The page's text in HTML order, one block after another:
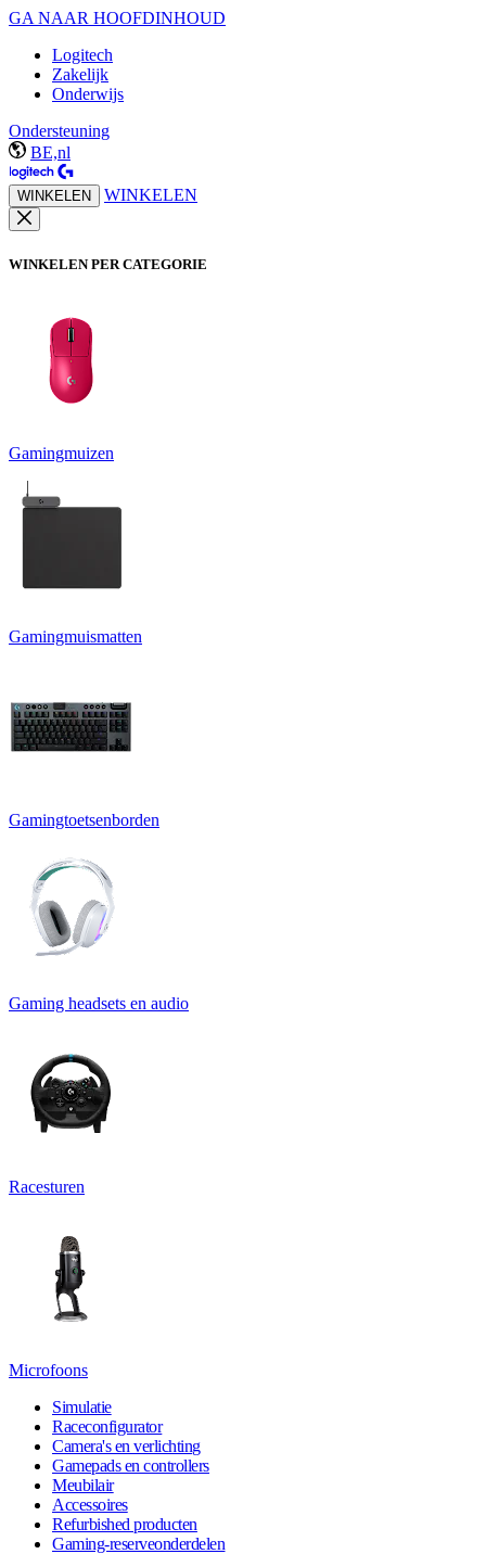
GA NAAR HOOFDINHOUD
Logitech
Zakelijk
Onderwijs
Ondersteuning
BE,nl
WINKELEN WINKELEN
WINKELEN PER CATEGORIE
Gamingmuizen
Gamingmuismatten
Gamingtoetsenborden
Gaming headsets en audio
Racesturen
Microfoons
Simulatie
Raceconfigurator
Camera's en verlichting
Gamepads en controllers
Meubilair
Accessoires
Refurbished producten
Gaming-reserveonderdelen